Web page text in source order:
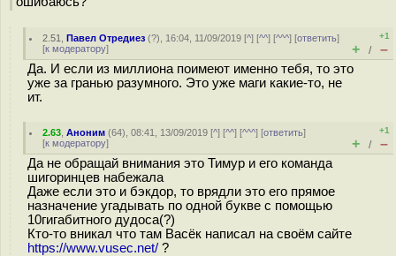
2.51 ,Павел Отредиез (?), 16:04, 11/09/2019 [^] [^^] [^^^] [ответить]
[к модератору]
+1
+ / –
Да. И если из миллиона поимеют именно тебя, то это
уже за гранью разумного. Это уже маги какие-то, не
ит.
2.63 ,Аноним (64), 08:41, 13/09/2019 [^] [^^] [^^^] [ответить]
[к модератору]
+1
+ / –
Да не обращай внимания это Тимур и его команда
шигоринцев набежала
Даже если это и бэкдор, то врядли это его прямое
назначение угадывать по одной букве с помощью
10гигабитного дудоса(?)
Кто-то вникал что там Васёк написал на своём сайте
https://www.vusec.net/ ?